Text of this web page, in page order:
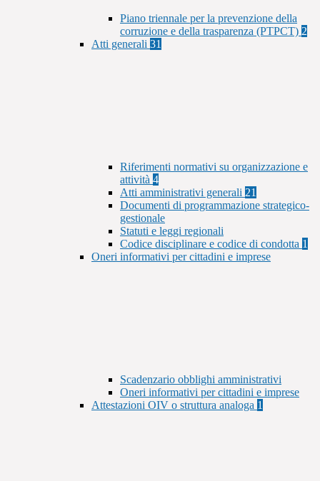
Piano triennale per la prevenzione della
corruzione e della trasparenza (PTPCT) 2
Atti generali 31
Riferimenti normativi su organizzazione e
attività 4
Atti amministrativi generali 21
Documenti di programmazione strategico-
gestionale
Statuti e leggi regionali
Codice disciplinare e codice di condotta 1
Oneri informativi per cittadini e imprese
Scadenzario obblighi amministrativi
Oneri informativi per cittadini e imprese
Attestazioni OIV o struttura analoga 1